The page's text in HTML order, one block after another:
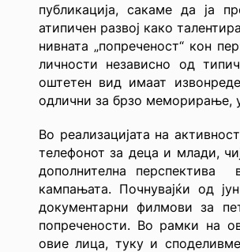
публикација, сакаме да ја
атипичен развој како
нивната „попреченост“ кон
личности независно од
оштетен вид имаат
одлични за брзо меморирање,
Во реализацијата на
телефонот за деца и млади,
дополнителна
кампањата. Почнувајќи од
документарни филмови за
попречености. Во рамки на
овие лица, туку и